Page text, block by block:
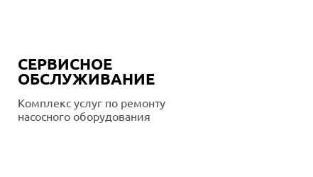
СЕРВИСНОЕ
ОБСЛУЖИВАНИЕ
Комплекс услуг по ремонту
насосного оборудования